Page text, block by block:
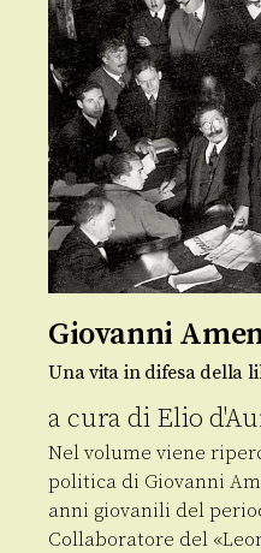
Giovanni
Una vita in difesa della
a cura di Elio
Nel volume viene
politica di Giovanni
anni giovanili del
Collaboratore del